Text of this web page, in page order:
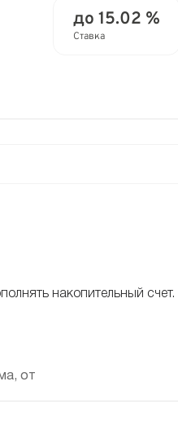
до 15.02 %
Ставка
накопительный
от